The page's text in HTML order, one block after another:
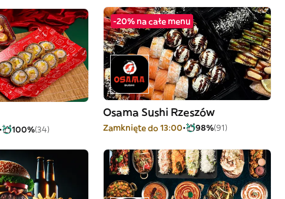
100%(34)
-20% na całe menu
Osama Sushi Rzeszów
Zamknięte do 13:00 98%(91)